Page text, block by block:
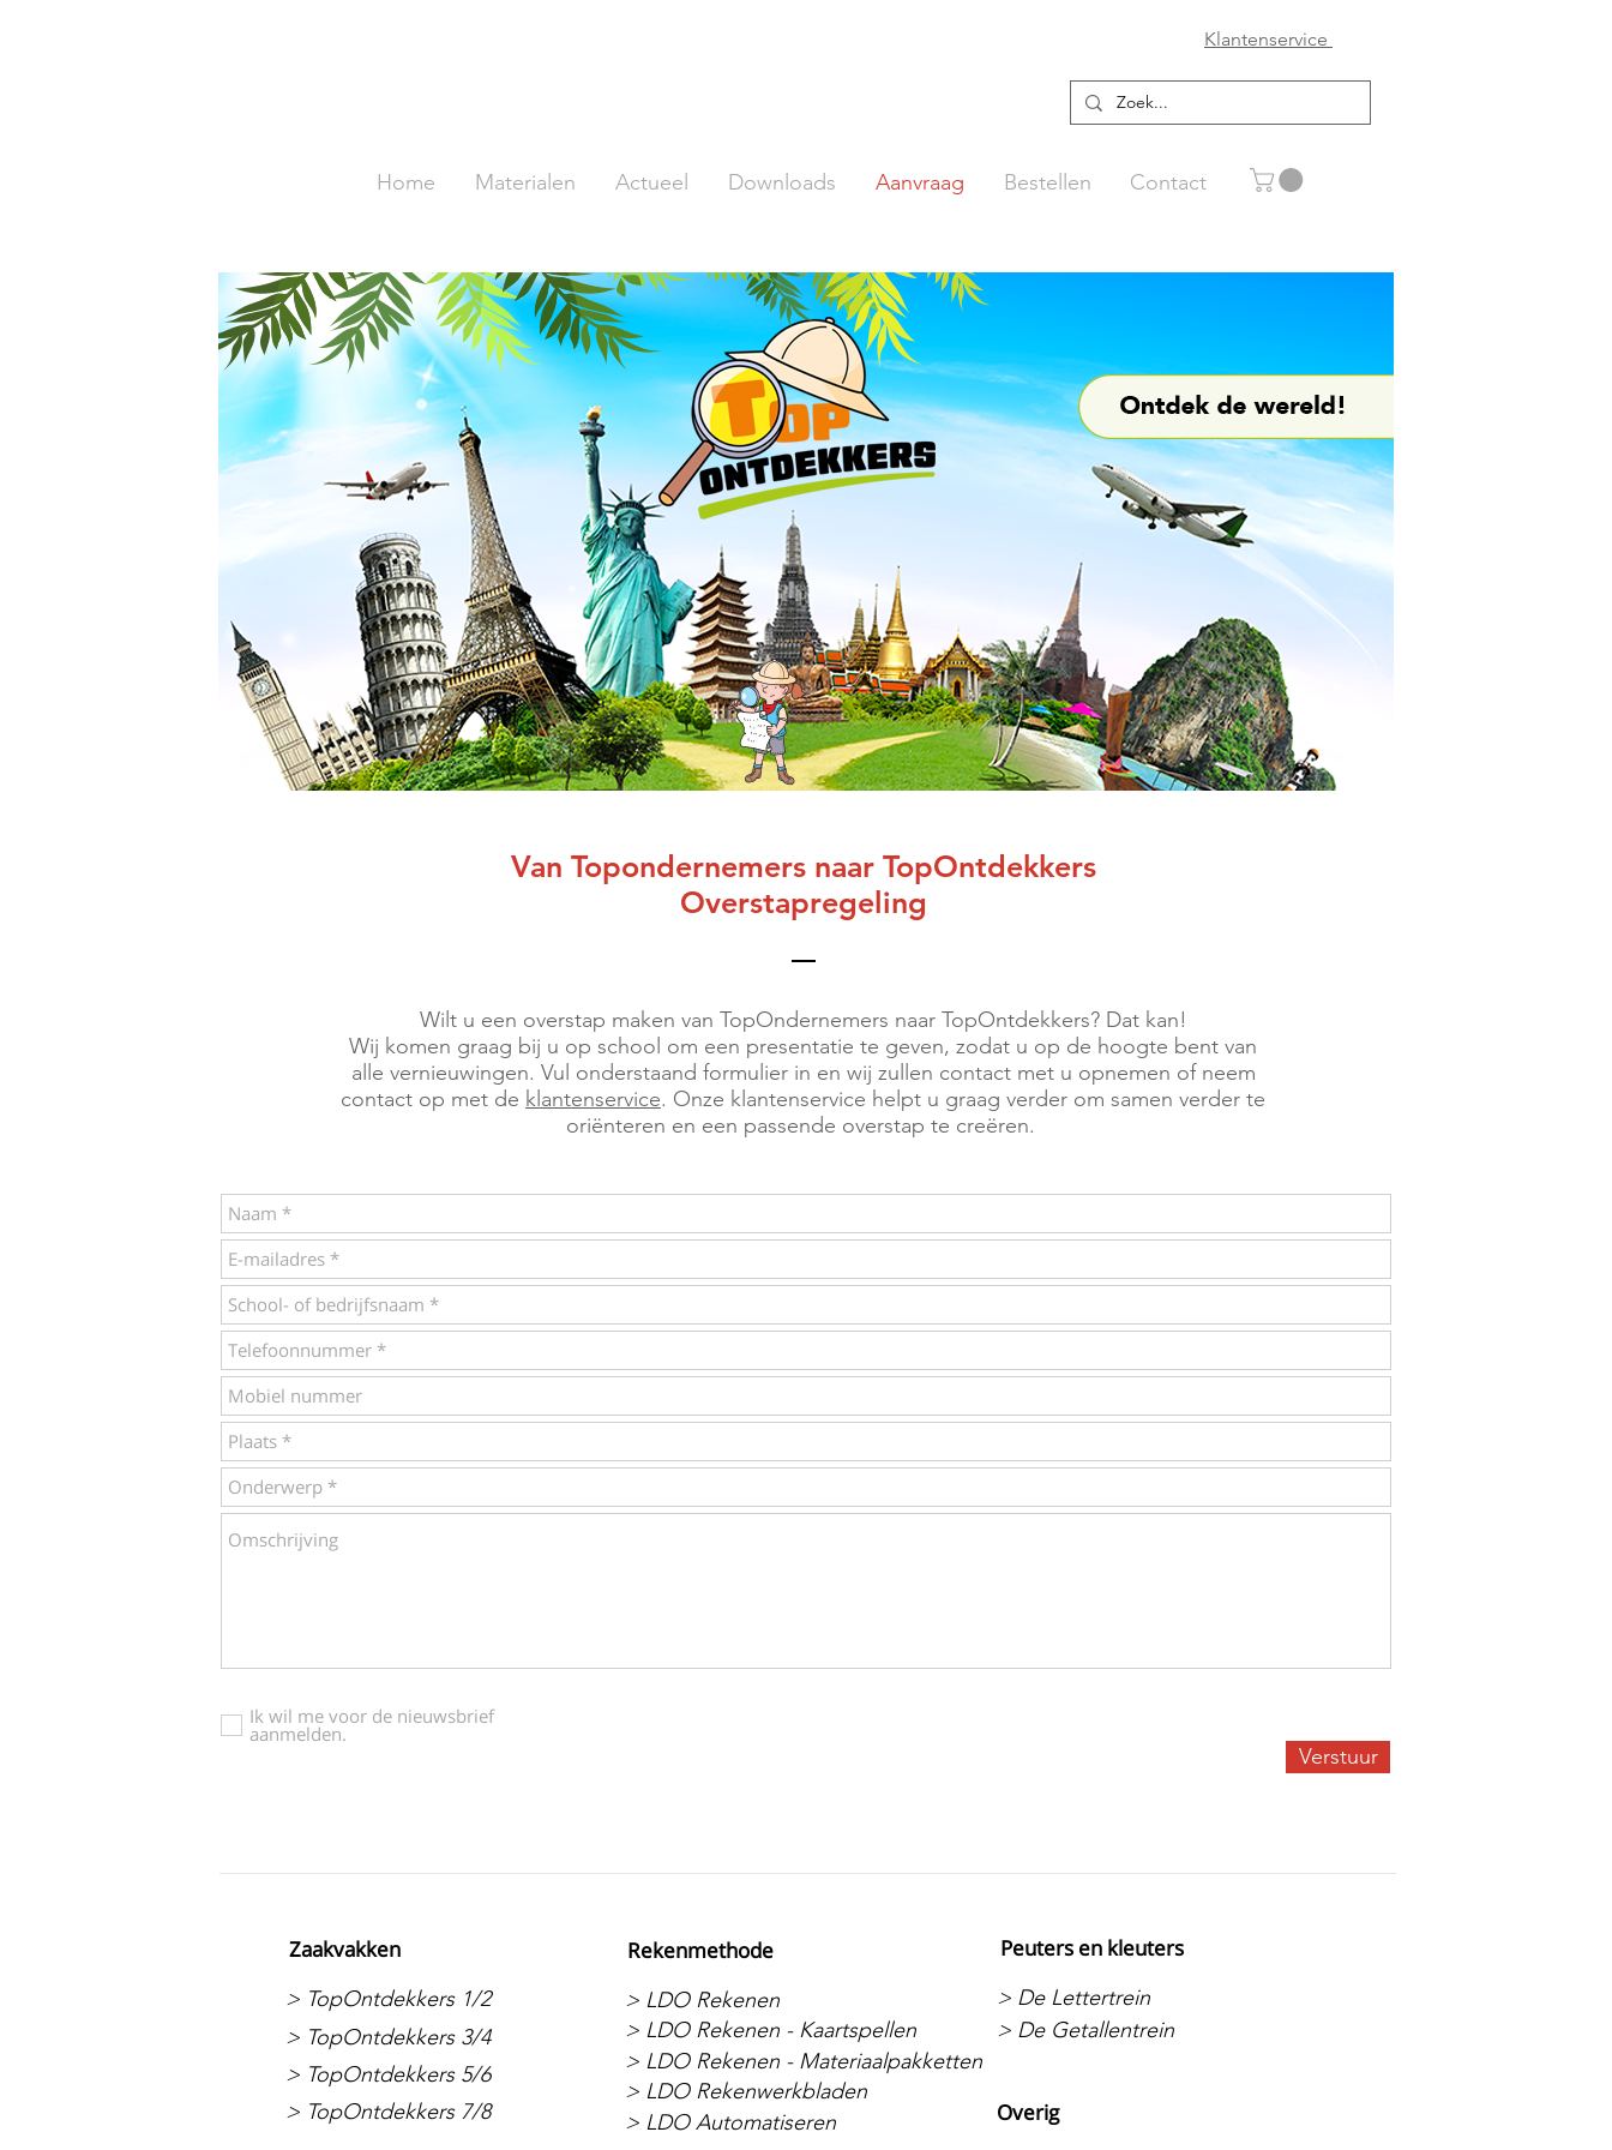
Klantenservice
Home Materialen Actueel Downloads Aanvraag Bestellen Contact
Van Topondernemers naar TopOntdekkers
Overstapregeling
Wilt u een overstap maken van TopOndernemers naar TopOntdekkers? Dat kan!
Wij komen graag bij u op school om een presentatie te geven, zodat u op de hoogte bent van
alle vernieuwingen. Vul onderstaand formulier in en wij zullen contact met u opnemen of neem
contact op met de klantenservice. Onze klantenservice helpt u graag verder om samen verder te
oriënteren en een passende overstap te creëren.
Ik wil me voor de nieuwsbrief
aanmelden.
Verstuur
Zaakvakken
> TopOntdekkers 1/2
> TopOntdekkers 3/4
> TopOntdekkers 5/6
> TopOntdekkers 7/8
Rekenmethode
> LDO Rekenen
> LDO Rekenwerkbladen
> LDO Rekenen - Materiaalpakketten
> LDO Rekenen - Kaartspellen
> LDO Automatiseren
Peuters en kleuters
> De Lettertrein
> De Getallentrein
Overig